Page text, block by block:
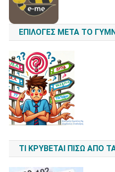
ΕΠΙΛΟΓΈΣ ΜΕΤΆ ΤΟ
ΤΙ ΚΡΎΒΕΤΑΙ ΠΊΣΩ ΑΠΌ